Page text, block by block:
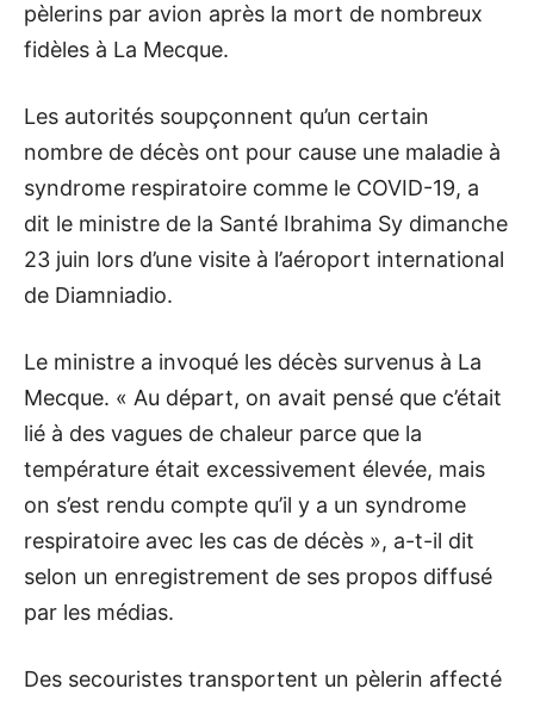
pèlerins par avion après la mort de nombreux
fidèles à La Mecque.
Les autorités soupçonnent qu’un certain
nombre de décès ont pour cause une maladie à
syndrome respiratoire comme le COVID-19, a
dit le ministre de la Santé Ibrahima Sy dimanche
23 juin lors d’une visite à l’aéroport international
de Diamniadio.
Le ministre a invoqué les décès survenus à La
Mecque. « Au départ, on avait pensé que c’était
lié à des vagues de chaleur parce que la
température était excessivement élevée, mais
on s’est rendu compte qu’il y a un syndrome
respiratoire avec les cas de décès », a-t-il dit
selon un enregistrement de ses propos diffusé
par les médias.
Des secouristes transportent un pèlerin affecté